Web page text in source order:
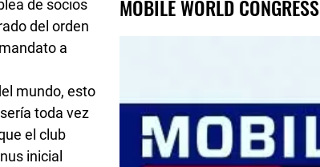
de socios
del orden
a
mundo, esto
toda vez
el club
inicial
MOBILE WORLD CONGRESS